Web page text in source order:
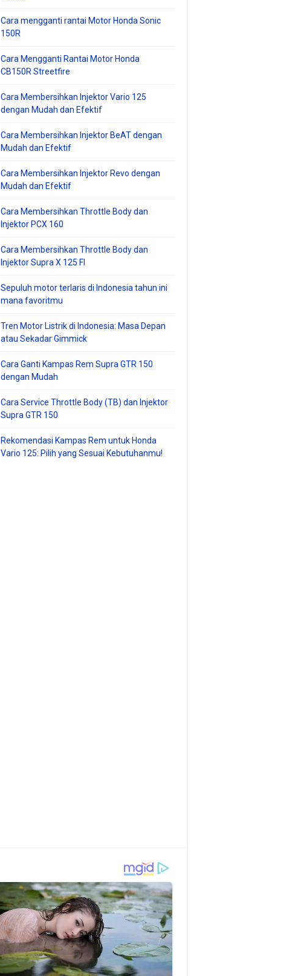
Cara mengganti rantai Motor Honda Sonic
150R
Cara Mengganti Rantai Motor Honda
CB150R Streetfire
Cara Membersihkan Injektor Vario 125
dengan Mudah dan Efektif
Cara Membersihkan Injektor BeAT dengan
Mudah dan Efektif
Cara Membersihkan Injektor Revo dengan
Mudah dan Efektif
Cara Membersihkan Throttle Body dan
Injektor PCX 160
Cara Membersihkan Throttle Body dan
Injektor Supra X 125 FI
Sepuluh motor terlaris di Indonesia tahun ini
mana favoritmu
Tren Motor Listrik di Indonesia: Masa Depan
atau Sekadar Gimmick
Cara Ganti Kampas Rem Supra GTR 150
dengan Mudah
Cara Service Throttle Body (TB) dan Injektor
Supra GTR 150
Rekomendasi Kampas Rem untuk Honda
Vario 125: Pilih yang Sesuai Kebutuhanmu!